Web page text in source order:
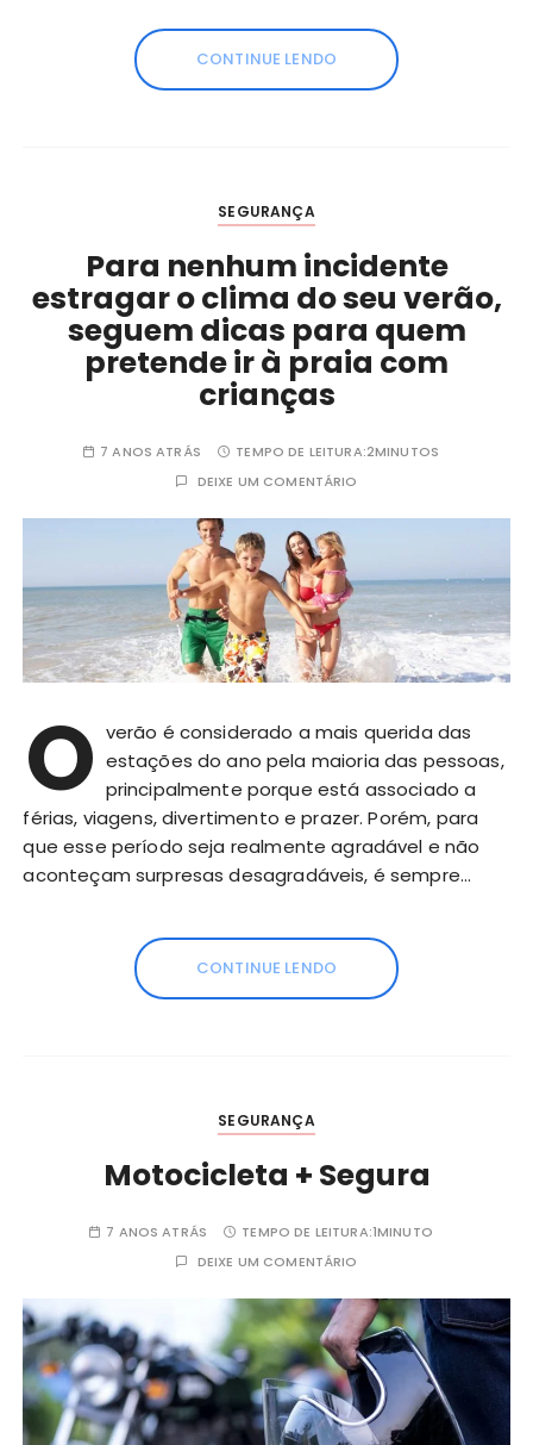
CONTINUE LENDO
SEGURANÇA
Para nenhum incidente
estragar o clima do seu verão,
seguem dicas para quem
pretende ir à praia com
crianças
7 ANOS ATRÁS TEMPO DE LEITURA:2MINUTOS
DEIXE UM COMENTÁRIO
O verão é considerado a mais querida das
estações do ano pela maioria das pessoas,
principalmente porque está associado a
férias, viagens, divertimento e prazer. Porém, para
que esse período seja realmente agradável e não
aconteçam surpresas desagradáveis, é sempre…
CONTINUE LENDO
SEGURANÇA
Motocicleta + Segura
7 ANOS ATRÁS TEMPO DE LEITURA:1MINUTO
DEIXE UM COMENTÁRIO